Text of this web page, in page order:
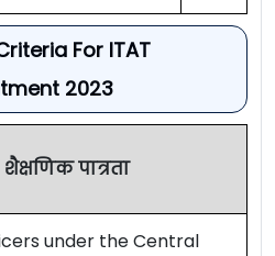
For ITAT
2023
शैक्षणिक पात्रता
under the Central